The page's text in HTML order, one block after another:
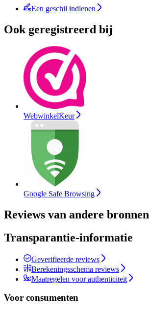
Een geschil indienen
Ook geregistreerd bij
WebwinkelKeur
Google Safe Browsing
Reviews van andere bronnen
Transparantie-informatie
Geverifieerde reviews
Berekeningsschema reviews
Maatregelen voor authenticiteit
Voor consumenten